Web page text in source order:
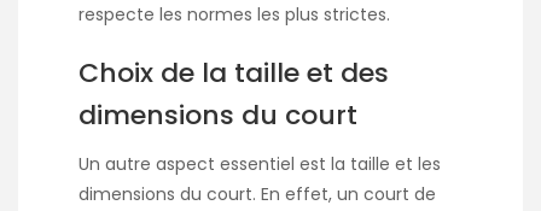
respecte les normes les plus strictes.
Choix de la taille et des
dimensions du court
Un autre aspect essentiel est la taille et les
dimensions du court. En effet, un court de